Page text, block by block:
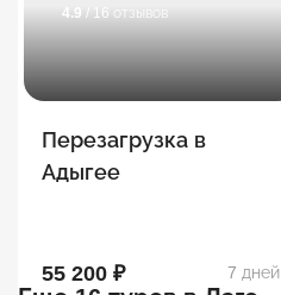
4.9 / 16 отзывов
Перезагрузка в
Адыгее
55 200 ₽ 7 дней